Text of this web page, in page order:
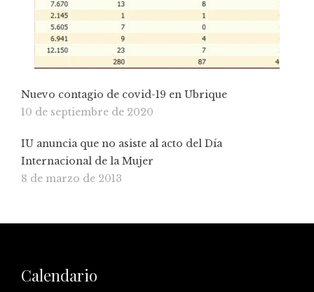
Nuevo contagio de covid-19 en Ubrique
10 de septiembre de 2020
IU anuncia que no asiste al acto del Día
Internacional de la Mujer
8 de marzo de 2013
Calendario